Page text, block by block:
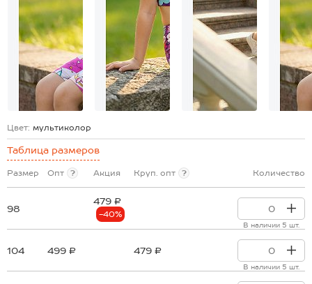
Цвет: мультиколор
Таблица размеров
Размер Опт ? Акция Круп. опт ? Количество
98
479 ₽
-40%
В наличии 5 шт.
104 499 ₽ 479 ₽
В наличии 5 шт.